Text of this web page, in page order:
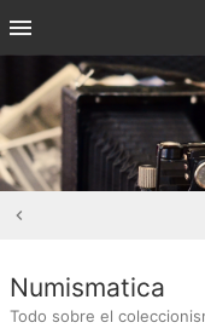
Numismatica
Todo sobre el